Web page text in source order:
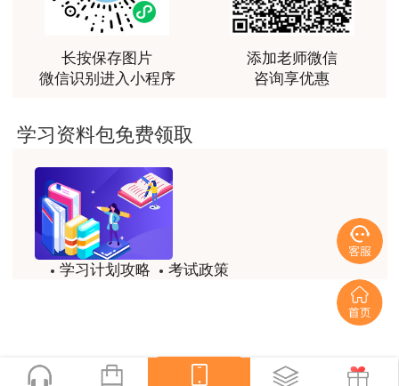
用户m0****88
最棒的预习课
用户m2****66
越听越觉得好
用户m2****66
非常非常非常非常棒！！!！
用户m2****66
土建计量这门课我听了门金瑞和孙琦两位老师的课
长按保存图片
微信识别进入小程序
添加老师微信
咨询享优惠
学习资料包免费领取
学习计划攻略
考试政策